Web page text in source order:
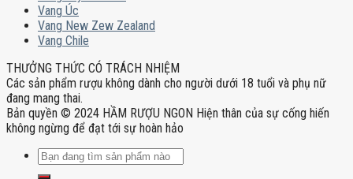
Vang Úc
Vang New Zew Zealand
Vang Chile
THƯỞNG THỨC CÓ TRÁCH NHIỆM
Các sản phẩm rượu không dành cho người dưới 18 tuổi và phụ nữ
đang mang thai.
Bản quyền © 2024 HẦM RƯỢU NGON Hiện thân của sự cống hiến
không ngừng để đạt tới sự hoàn hảo
Tìm